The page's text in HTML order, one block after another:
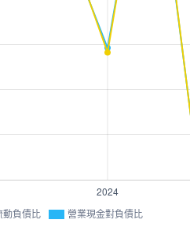
動負債比 營業現金對負債比